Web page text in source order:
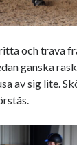
och trava
ganska
av sig lite.